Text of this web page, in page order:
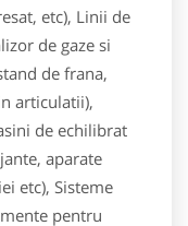
etc), Linii de
de gaze si
de frana,
articulatii),
de echilibrat
aparate
etc), Sisteme
pentru